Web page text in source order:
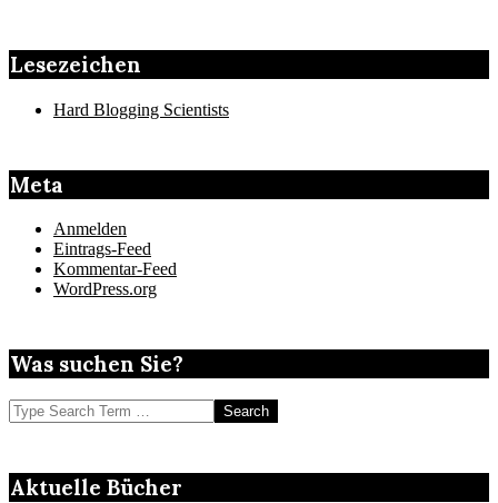
Lesezeichen
Hard Blogging Scientists
Meta
Anmelden
Eintrags-Feed
Kommentar-Feed
WordPress.org
Was suchen Sie?
Search
Aktuelle Bücher